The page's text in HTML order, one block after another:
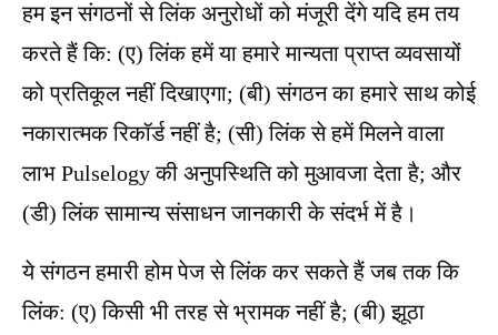
हम इन संगठनों से लिंक अनुरोधों को मंजूरी देंगे यदि हम तय
करते हैं कि: (ए) लिंक हमें या हमारे मान्यता प्राप्त व्यवसायों
को प्रतिकूल नहीं दिखाएगा; (बी) संगठन का हमारे साथ कोई
नकारात्मक रिकॉर्ड नहीं है; (सी) लिंक से हमें मिलने वाला
लाभ Pulselogy की अनुपस्थिति को मुआवजा देता है; और
(डी) लिंक सामान्य संसाधन जानकारी के संदर्भ में है।
ये संगठन हमारी होम पेज से लिंक कर सकते हैं जब तक कि
लिंक: (ए) किसी भी तरह से भ्रामक नहीं है; (बी) झूठा